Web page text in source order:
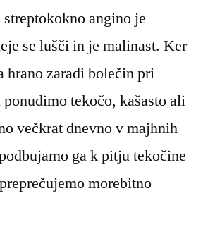
angino je
se lušči in je malinast. Ker
hrano zaradi bolečin pri
tekočo, kašasto ali
večkrat dnevno v majhnih
ga k pitju tekočine
morebitno